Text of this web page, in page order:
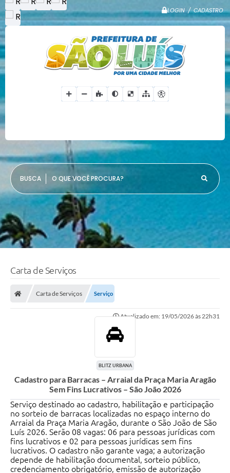
LOGIN / CADASTRO
O QUE VOCÊ PROCURA?
Carta de Serviços
Carta de Serviços Serviço
Atualizado em: 19/05/2026 às 22h31
BLITZ URBANA
Cadastro para Barracas – Arraial da Praça Maria Aragão
Sem Fins Lucrativos – São João 2026
Serviço destinado ao cadastro, habilitação e participação
no sorteio de barracas localizadas no espaço interno do
Arraial da Praça Maria Aragão, durante o São João de São
Luís 2026. Serão 08 vagas: 06 para pessoas jurídicas com
fins lucrativos e 02 para pessoas jurídicas sem fins
lucrativos. O cadastro não garante vaga; a autorização
depende de habilitação documental, sorteio público,
credenciamento obrigatório, emissão de autorização